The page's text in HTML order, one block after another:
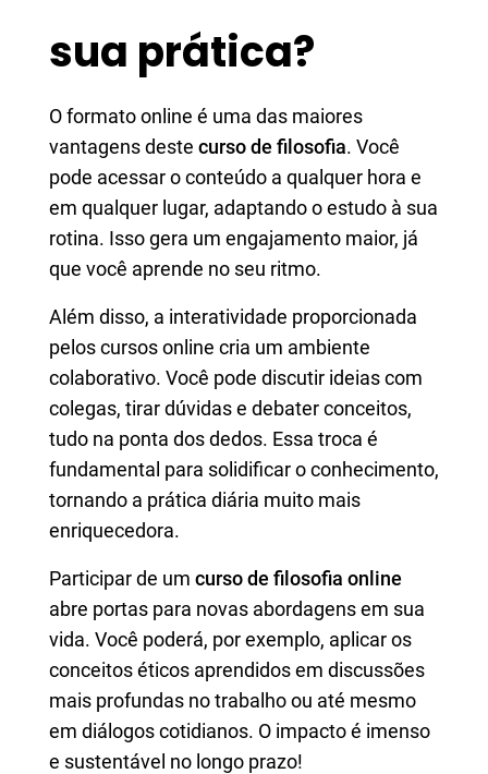
sua prática?
O formato online é uma das maiores
vantagens deste curso de filosofia. Você
pode acessar o conteúdo a qualquer hora e
em qualquer lugar, adaptando o estudo à sua
rotina. Isso gera um engajamento maior, já
que você aprende no seu ritmo.
Além disso, a interatividade proporcionada
pelos cursos online cria um ambiente
colaborativo. Você pode discutir ideias com
colegas, tirar dúvidas e debater conceitos,
tudo na ponta dos dedos. Essa troca é
fundamental para solidificar o conhecimento,
tornando a prática diária muito mais
enriquecedora.
Participar de um curso de filosofia online
abre portas para novas abordagens em sua
vida. Você poderá, por exemplo, aplicar os
conceitos éticos aprendidos em discussões
mais profundas no trabalho ou até mesmo
em diálogos cotidianos. O impacto é imenso
e sustentável no longo prazo!